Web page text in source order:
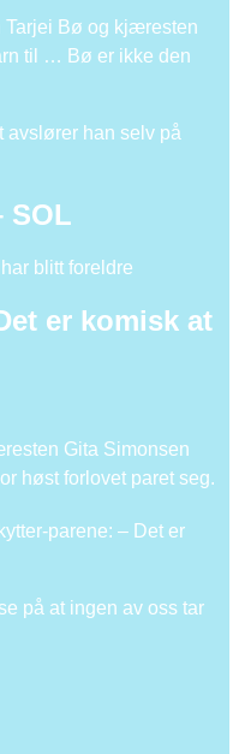
Bø og kjæresten
til … Bø er ikke den
avslører han selv på
SOL
blitt foreldre
er komisk at
Gita Simonsen
høst forlovet paret seg.
parene: – Det er
på at ingen av oss tar